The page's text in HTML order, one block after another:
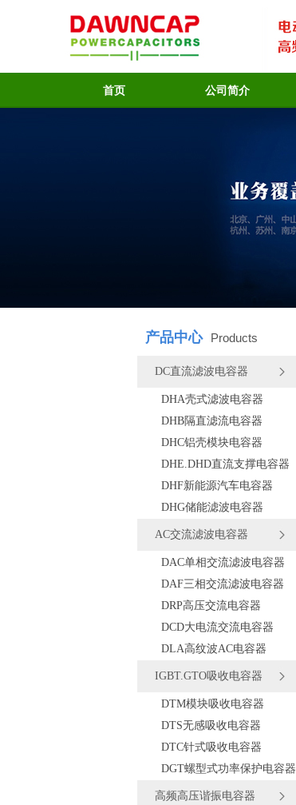
首页 公司简介
产品中心 Products
DC直流滤波电容器
DHA壳式滤波电容器
DHB隔直滤流电容器
DHC铝壳模块电容器
DHE.DHD直流支撑电容器
DHF新能源汽车电容器
DHG储能滤波电容器
AC交流滤波电容器
DAC单相交流滤波电容器
DAF三相交流滤波电容器
DRP高压交流电容器
DCD大电流交流电容器
DLA高纹波AC电容器
IGBT.GTO吸收电容器
DTM模块吸收电容器
DTS无感吸收电容器
DTC针式吸收电容器
DGT螺型式功率保护电容器
高频高压谐振电容器